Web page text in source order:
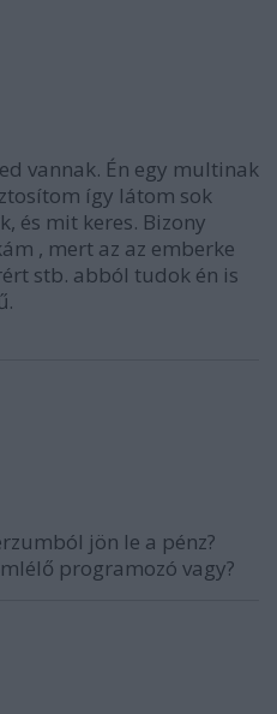
vannak. Én egy multinak
így látom sok
és mit keres. Bizony
, mert az az emberke
stb. abból tudok én is
jön le a pénz?
programozó vagy?